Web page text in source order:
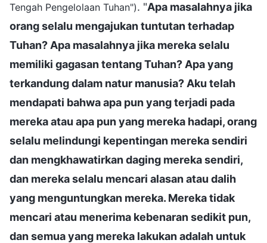
Tengah Pengelolaan Tuhan"). "Apa masalahnya jika
orang selalu mengajukan tuntutan terhadap
Tuhan? Apa masalahnya jika mereka selalu
memiliki gagasan tentang Tuhan? Apa yang
terkandung dalam natur manusia? Aku telah
mendapati bahwa apa pun yang terjadi pada
mereka atau apa pun yang mereka hadapi, orang
selalu melindungi kepentingan mereka sendiri
dan mengkhawatirkan daging mereka sendiri,
dan mereka selalu mencari alasan atau dalih
yang menguntungkan mereka. Mereka tidak
mencari atau menerima kebenaran sedikit pun,
dan semua yang mereka lakukan adalah untuk